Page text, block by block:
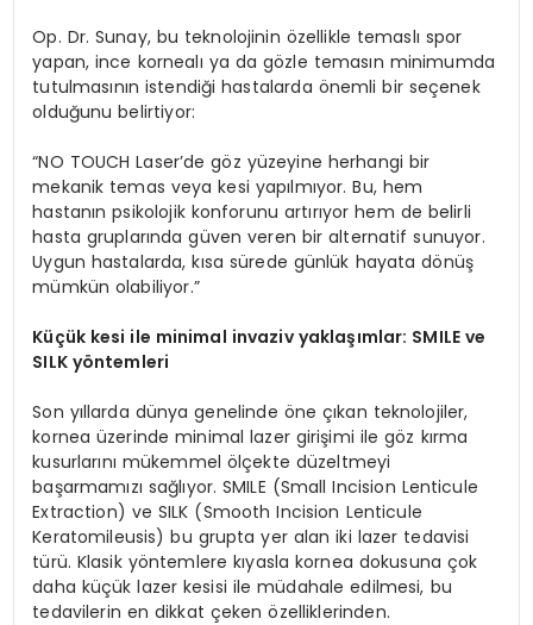
Op. Dr. Sunay, bu teknolojinin özellikle temaslı spor
yapan, ince kornealı ya da gözle temasın minimumda
tutulmasının istendiği hastalarda önemli bir seçenek
olduğunu belirtiyor:
“NO TOUCH Laser’de göz yüzeyine herhangi bir
mekanik temas veya kesi yapılmıyor. Bu, hem
hastanın psikolojik konforunu artırıyor hem de belirli
hasta gruplarında güven veren bir alternatif sunuyor.
Uygun hastalarda, kısa sürede günlük hayata dönüş
mümkün olabiliyor.”
Küçük kesi ile minimal invaziv yaklaşımlar: SMILE ve
SILK yöntemleri
Son yıllarda dünya genelinde öne çıkan teknolojiler,
kornea üzerinde minimal lazer girişimi ile göz kırma
kusurlarını mükemmel ölçekte düzeltmeyi
başarmamızı sağlıyor. SMILE (Small Incision Lenticule
Extraction) ve SILK (Smooth Incision Lenticule
Keratomileusis) bu grupta yer alan iki lazer tedavisi
türü. Klasik yöntemlere kıyasla kornea dokusuna çok
daha küçük lazer kesisi ile müdahale edilmesi, bu
tedavilerin en dikkat çeken özelliklerinden.